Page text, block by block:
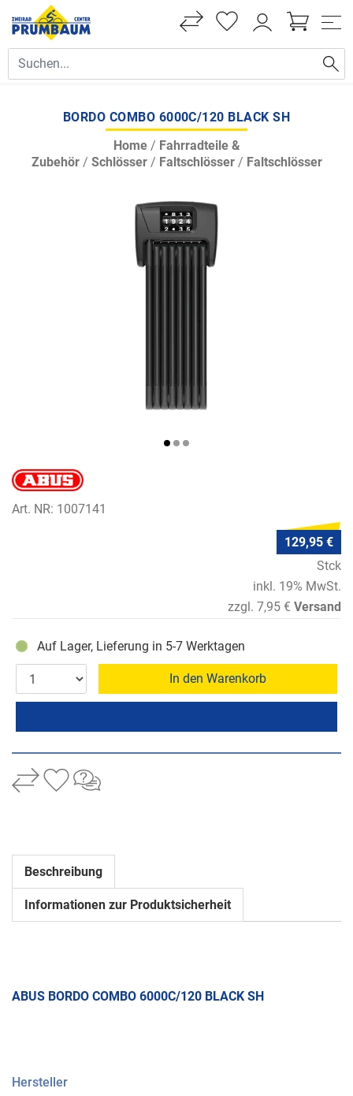
BORDO COMBO 6000C/120 BLACK SH
Home/ Fahrradteile &
Zubehör/ Schlösser/ Faltschlösser/ Faltschlösser
Art. NR: 1007141
129,95 €
Stck
inkl. 19% MwSt.
zzgl. 7,95 € Versand
Auf Lager, Lieferung in 5-7 Werktagen
In den Warenkorb
Beschreibung
Informationen zur Produktsicherheit
ABUS BORDO COMBO 6000C/120 BLACK SH
Hersteller